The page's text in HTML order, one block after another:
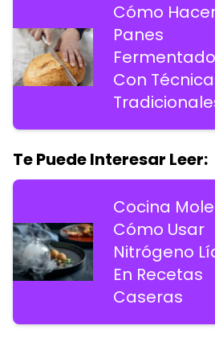
Cómo
Panes
Con
Te Puede Interesar Leer:
Cocina
Cómo Usar
Nitrógeno
En Recetas
Caseras